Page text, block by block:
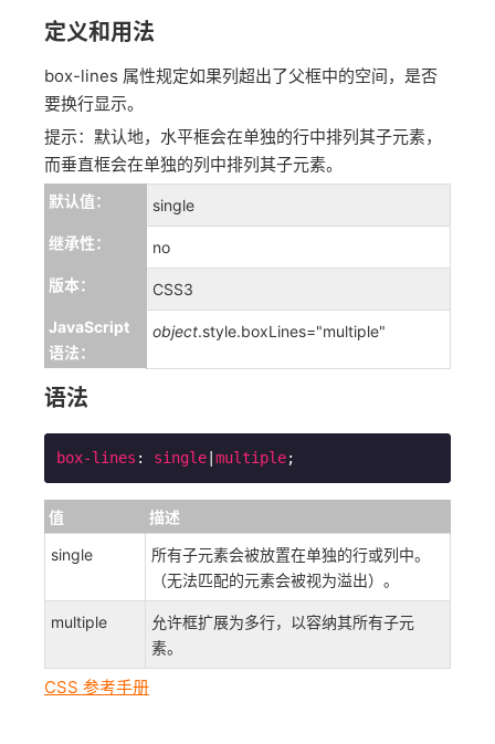
定义和用法
box-lines 属性规定如果列超出了父框中的空间，是否
要换行显示。
提示：默认地，水平框会在单独的行中排列其子元素，
而垂直框会在单独的列中排列其子元素。
默认值：
single
继承性：
no
版本：
CSS3
JavaScript
语法：
object.style.boxLines="multiple"
语法
box-lines : single multiple;
值
描述
single
所有子元素会被放置在单独的行或列中。
（无法匹配的元素会被视为溢出）。
multiple
允许框扩展为多行，以容纳其所有子元
素。
CSS 参考手册